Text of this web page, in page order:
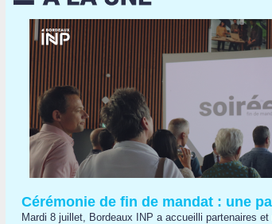
Cérémonie de fin de mandat : une
Mardi 8 juillet, Bordeaux INP a accueilli partenaires